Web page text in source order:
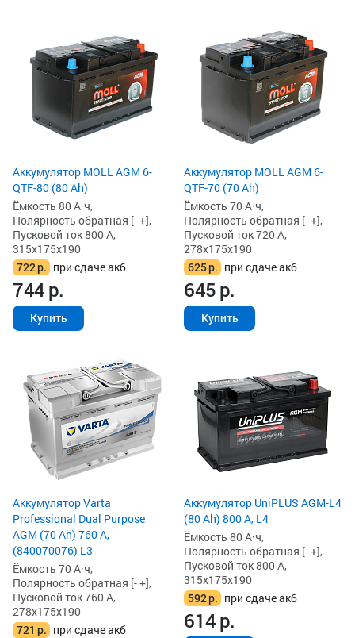
Аккумулятор MOLL AGM 6-
QTF-80 (80 Ah)
Ёмкость 80 А·ч,
Полярность обратная [- +],
Пусковой ток 800 А,
315x175x190
722р. при сдаче акб
744р.
Купить
Аккумулятор MOLL AGM 6-
QTF-70 (70 Ah)
Ёмкость 70 А·ч,
Полярность обратная [- +],
Пусковой ток 720 А,
278x175x190
625р. при сдаче акб
645р.
Купить
Аккумулятор Varta
Professional Dual Purpose
AGM (70 Ah) 760 А,
(840070076) L3
Ёмкость 70 А·ч,
Полярность обратная [- +],
Пусковой ток 760 А,
278x175x190
721 р. при сдаче акб
Аккумулятор UniPLUS AGM-L4
(80 Ah) 800 А, L4
Ёмкость 80 А·ч,
Полярность обратная [- +],
Пусковой ток 800 А,
315x175x190
592р. при сдаче акб
614р.